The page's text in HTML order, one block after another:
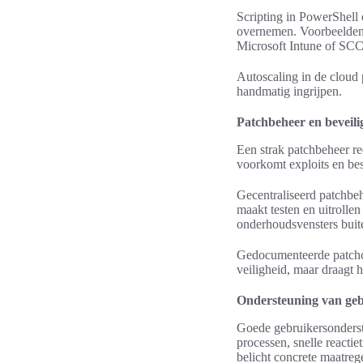
Scripting in PowerShell
overnemen.
Microsoft Intune of
Autoscaling in de cloud
handmatig ingrijpen.
Patchbeheer en
Een strak patchbeheer
voorkomt exploits en
Gecentraliseerd
maakt testen en
onderhoudsvensters
Gedocumenteerde
veiligheid, maar draagt
Ondersteuning van
Goede
processen, snelle
belicht concrete